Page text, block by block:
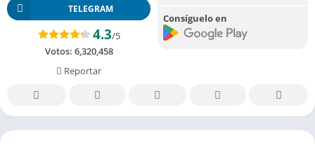
TELEGRAM
4.3/5
Votos: 6,320,458
Reportar
Consíguelo en